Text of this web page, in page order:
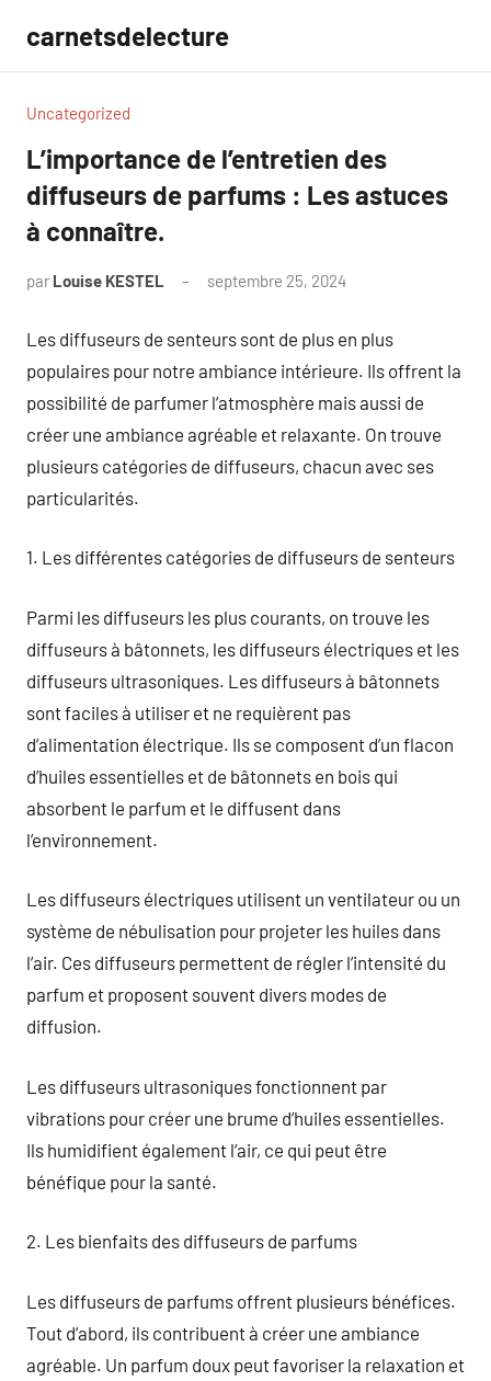
contenu
carnetsdelecture
Uncategorized
L’importance de l’entretien des
diffuseurs de parfums : Les astuces
à connaître.
par Louise KESTEL septembre 25, 2024
Les diffuseurs de senteurs sont de plus en plus
populaires pour notre ambiance intérieure. Ils offrent la
possibilité de parfumer l’atmosphère mais aussi de
créer une ambiance agréable et relaxante. On trouve
plusieurs catégories de diffuseurs, chacun avec ses
particularités.
1. Les différentes catégories de diffuseurs de senteurs
Parmi les diffuseurs les plus courants, on trouve les
diffuseurs à bâtonnets, les diffuseurs électriques et les
diffuseurs ultrasoniques. Les diffuseurs à bâtonnets
sont faciles à utiliser et ne requièrent pas
d’alimentation électrique. Ils se composent d’un flacon
d’huiles essentielles et de bâtonnets en bois qui
absorbent le parfum et le diffusent dans
l’environnement.
Les diffuseurs électriques utilisent un ventilateur ou un
système de nébulisation pour projeter les huiles dans
l’air. Ces diffuseurs permettent de régler l’intensité du
parfum et proposent souvent divers modes de
diffusion.
Les diffuseurs ultrasoniques fonctionnent par
vibrations pour créer une brume d’huiles essentielles.
Ils humidifient également l’air, ce qui peut être
bénéfique pour la santé.
2. Les bienfaits des diffuseurs de parfums
Les diffuseurs de parfums offrent plusieurs bénéfices.
Tout d’abord, ils contribuent à créer une ambiance
agréable. Un parfum doux peut favoriser la relaxation et